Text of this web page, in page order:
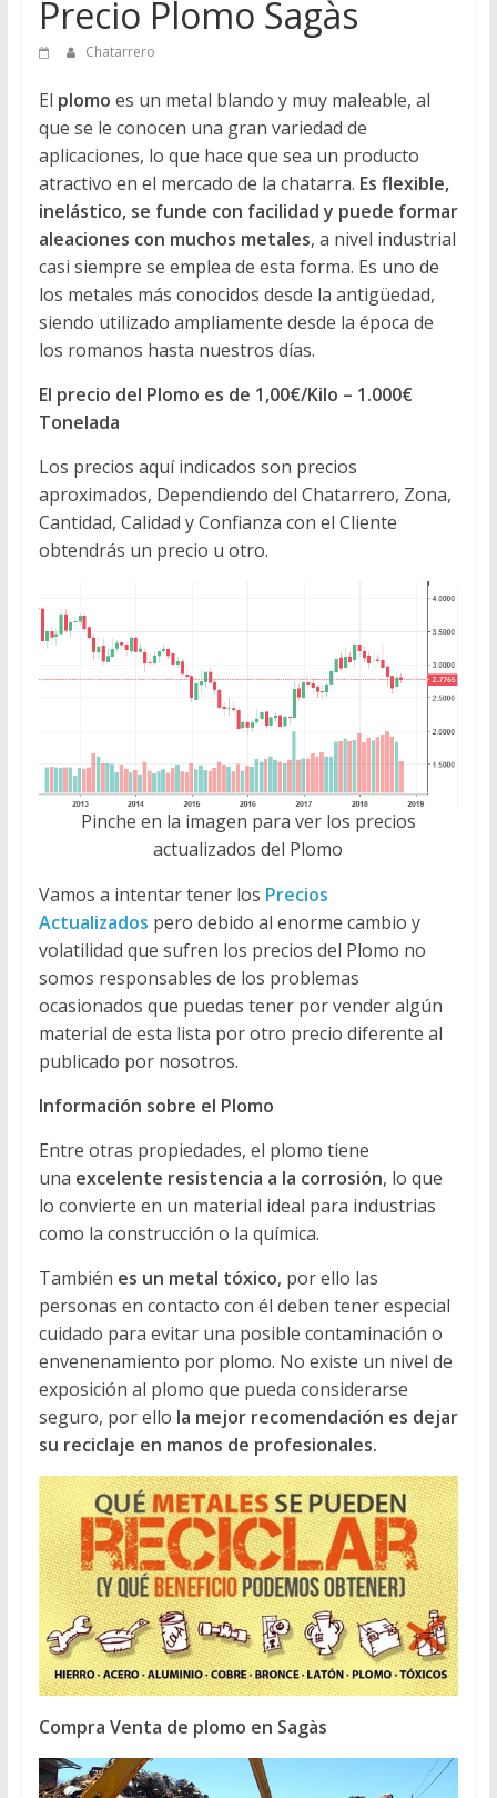
Precio Plomo Sagàs
Chatarrero
El plomo es un metal blando y muy maleable, al
que se le conocen una gran variedad de
aplicaciones, lo que hace que sea un producto
atractivo en el mercado de la chatarra. Es flexible,
inelástico, se funde con facilidad y puede formar
aleaciones con muchos metales, a nivel industrial
casi siempre se emplea de esta forma. Es uno de
los metales más conocidos desde la antigüedad,
siendo utilizado ampliamente desde la época de
los romanos hasta nuestros días.
El precio del Plomo es de 1,00€/Kilo – 1.000€
Tonelada
Los precios aquí indicados son precios
aproximados, Dependiendo del Chatarrero, Zona,
Cantidad, Calidad y Confianza con el Cliente
obtendrás un precio u otro.
Pinche en la imagen para ver los precios
actualizados del Plomo
Vamos a intentar tener los Precios
Actualizados pero debido al enorme cambio y
volatilidad que sufren los precios del Plomo no
somos responsables de los problemas
ocasionados que puedas tener por vender algún
material de esta lista por otro precio diferente al
publicado por nosotros.
Información sobre el Plomo
Entre otras propiedades, el plomo tiene
una excelente resistencia a la corrosión, lo que
lo convierte en un material ideal para industrias
como la construcción o la química.
También es un metal tóxico, por ello las
personas en contacto con él deben tener especial
cuidado para evitar una posible contaminación o
envenenamiento por plomo. No existe un nivel de
exposición al plomo que pueda considerarse
seguro, por ello la mejor recomendación es dejar
su reciclaje en manos de profesionales.
Compra Venta de plomo en Sagàs